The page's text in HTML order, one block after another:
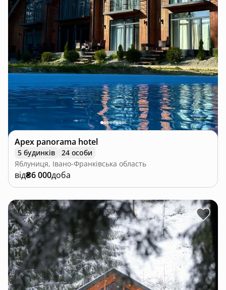
Apex panorama hotel
5 будинків
24 особи
Яблуниця, Івано-Франківська область
від₴6 000доба